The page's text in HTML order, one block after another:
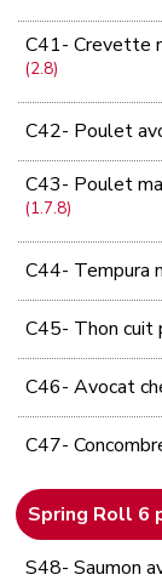
C41- Crevette
(2.8)
C42- Poulet
C43- Poulet
(1.7.8)
C44- Tempura
C45- Thon
C46- Avocat
C47-
Spring Roll 6
S48- Saumon